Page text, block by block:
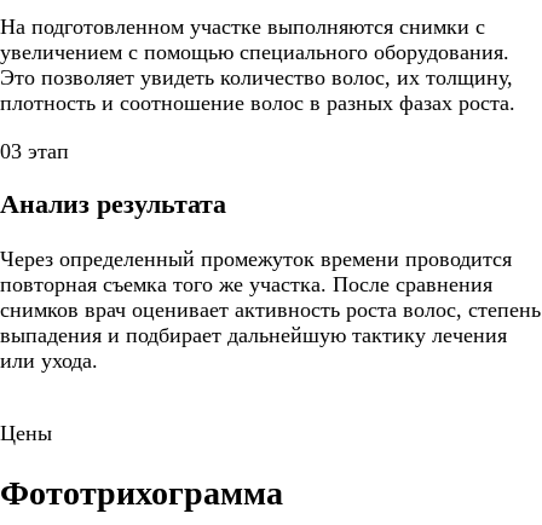
На подготовленном участке выполняются снимки с
увеличением с помощью специального оборудования.
Это позволяет увидеть количество волос, их толщину,
плотность и соотношение волос в разных фазах роста.
03 этап
Анализ результата
Через определенный промежуток времени проводится
повторная съемка того же участка. После сравнения
снимков врач оценивает активность роста волос, степень
выпадения и подбирает дальнейшую тактику лечения
или ухода.
Цены
Фототрихограмма